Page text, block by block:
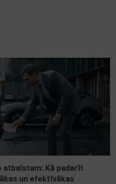
Kā padarīt
un efektīvākas